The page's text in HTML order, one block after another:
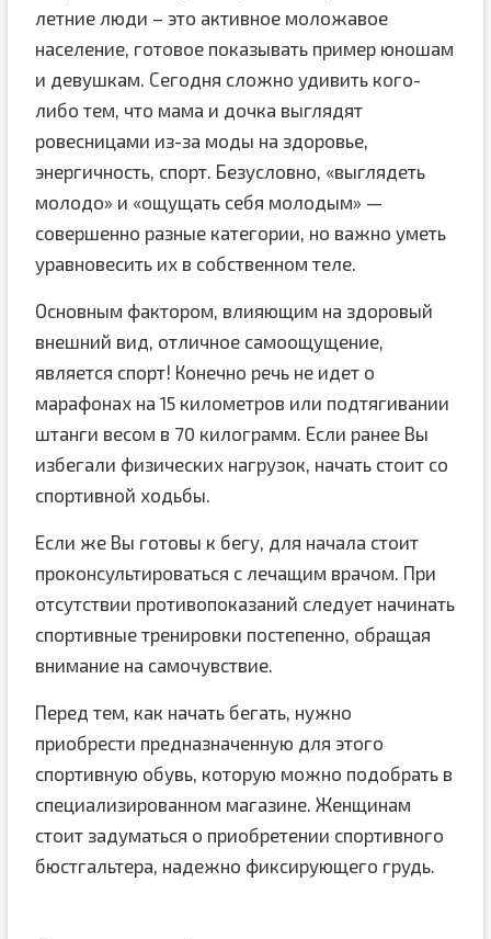
летние люди – это активное моложавое
население, готовое показывать пример юношам
и девушкам. Сегодня сложно удивить кого-
либо тем, что мама и дочка выглядят
ровесницами из-за моды на здоровье,
энергичность, спорт. Безусловно, «выглядеть
молодо» и «ощущать себя молодым» —
совершенно разные категории, но важно уметь
уравновесить их в собственном теле.
Основным фактором, влияющим на здоровый
внешний вид, отличное самоощущение,
является спорт! Конечно речь не идет о
марафонах на 15 километров или подтягивании
штанги весом в 70 килограмм. Если ранее Вы
избегали физических нагрузок, начать стоит со
спортивной ходьбы.
Если же Вы готовы к бегу, для начала стоит
проконсультироваться с лечащим врачом. При
отсутствии противопоказаний следует начинать
спортивные тренировки постепенно, обращая
внимание на самочувствие.
Перед тем, как начать бегать, нужно
приобрести предназначенную для этого
спортивную обувь, которую можно подобрать в
специализированном магазине. Женщинам
стоит задуматься о приобретении спортивного
бюстгальтера, надежно фиксирующего грудь.